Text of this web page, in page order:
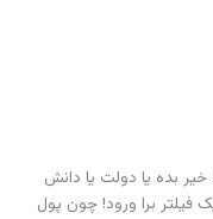
بده یا دولت یا دانش
برا ورود! چون پول